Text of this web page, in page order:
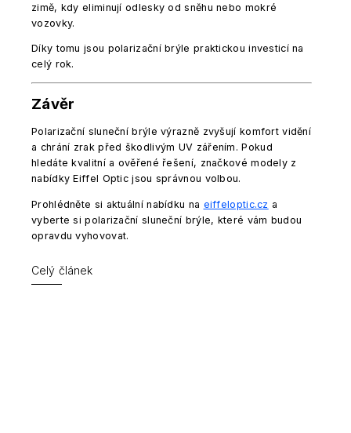
zimě, kdy eliminují odlesky od sněhu nebo mokré
vozovky.
Díky tomu jsou polarizační brýle praktickou investicí na
celý rok.
Závěr
Polarizační sluneční brýle výrazně zvyšují komfort vidění
a chrání zrak před škodlivým UV zářením. Pokud
hledáte kvalitní a ověřené řešení, značkové modely z
nabídky Eiffel Optic jsou správnou volbou.
Prohlédněte si aktuální nabídku na eiffeloptic.cz a
vyberte si polarizační sluneční brýle, které vám budou
opravdu vyhovovat.
Celý článek